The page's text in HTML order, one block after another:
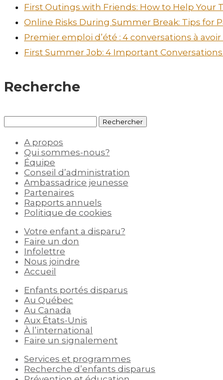
First Outings with Friends: How to Help Your
Online Risks During Summer Break: Tips for
Premier emploi d’été : 4 conversations à
First Summer Job: 4 Important
Recherche
A propos
Qui sommes-nous?
Équipe
Conseil d’administration
Ambassadrice jeunesse
Partenaires
Rapports annuels
Politique de cookies
Votre enfant a disparu?
Faire un don
Infolettre
Nous joindre
Accueil
Enfants portés disparus
Au Québec
Au Canada
Aux États-Unis
À l’international
Faire un signalement
Services et programmes
Recherche d’enfants disparus